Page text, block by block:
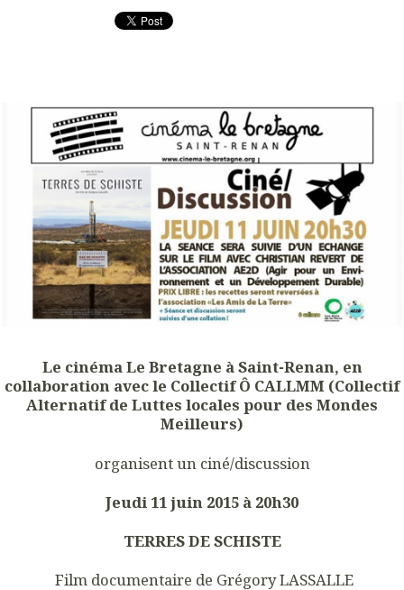
Le cinéma Le Bretagne à Saint-Renan, en
collaboration avec le Collectif Ô CALLMM (Collectif
Alternatif de Luttes locales pour des Mondes
Meilleurs)
organisent un ciné/discussion
Jeudi 11 juin 2015 à 20h30
TERRES DE SCHISTE
Film documentaire de Grégory LASSALLE